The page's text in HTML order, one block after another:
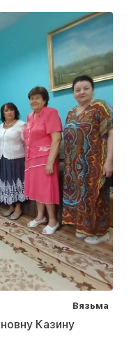
Вязьма
Казину